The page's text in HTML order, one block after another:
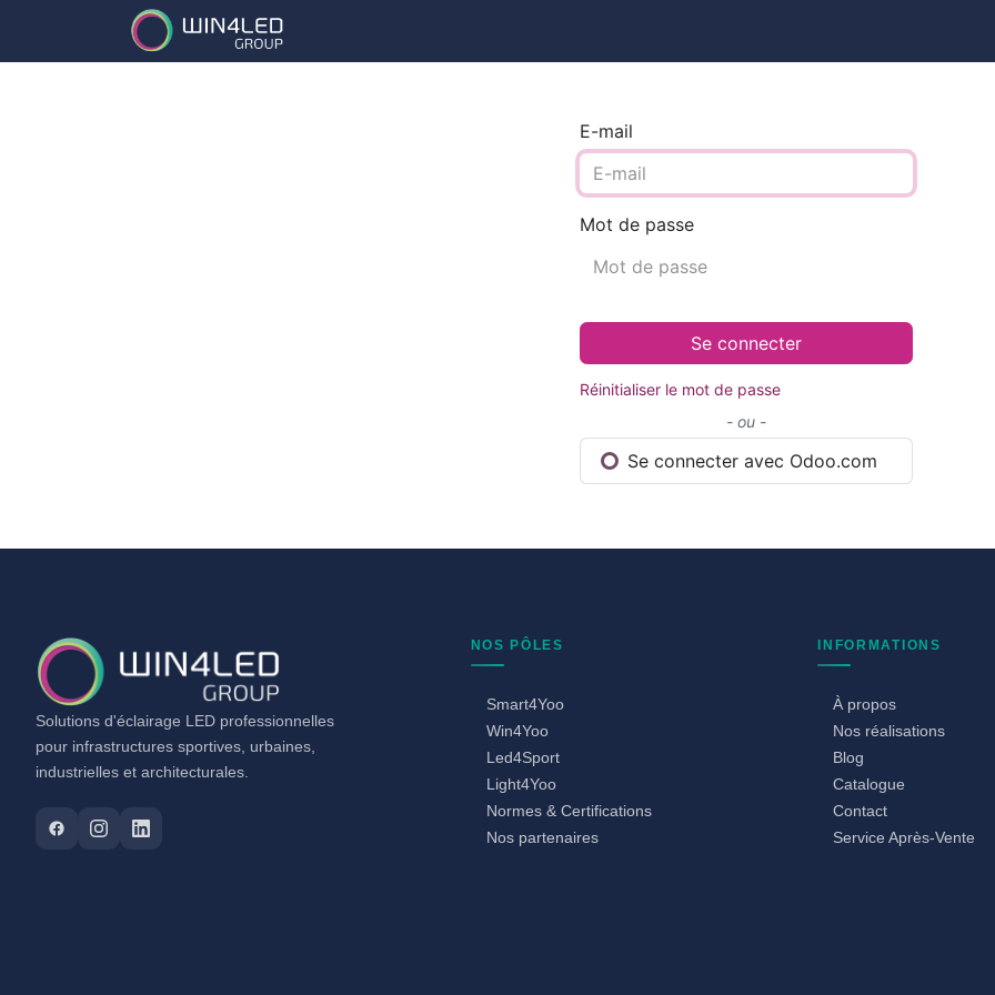
E-mail
Mot de passe
Se connecter
Réinitialiser le mot de passe
- ou -
Se connecter avec Odoo.com
Solutions d'éclairage LED professionnelles
pour infrastructures sportives, urbaines,
industrielles et architecturales.
NOS PÔLES
Smart4Yoo
Win4Yoo
Led4Sport
Light4Yoo
Normes & Certifications
Nos partenaires
INFORMATIONS
À propos
Nos réalisations
Blog
Catalogue
Contact
Service Après-Vente